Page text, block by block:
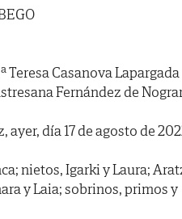
Teresa Casanova Lapargada
Fernández de
día 17 de agosto de
nietos, Igarki y Laura;
y Laia; sobrinos, primos y